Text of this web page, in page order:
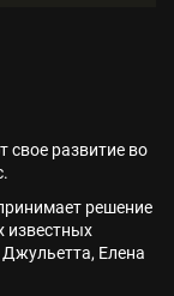
развитие во
решение
известных
Елена